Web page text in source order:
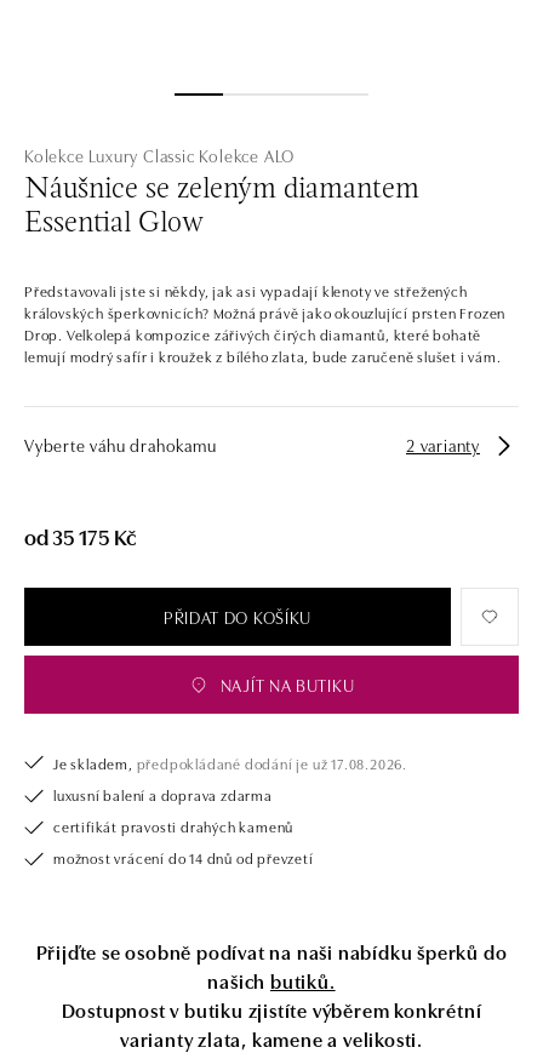
Kolekce Luxury Classic Kolekce ALO
Náušnice se zeleným diamantem
Essential Glow
Představovali jste si někdy, jak asi vypadají klenoty ve střežených
královských šperkovnicích? Možná právě jako okouzlující prsten Frozen
Drop. Velkolepá kompozice zářivých čirých diamantů, které bohatě
lemují modrý safír i kroužek z bílého zlata, bude zaručeně slušet i vám.
Vyberte váhu drahokamu 2 varianty
od 35 175 Kč
PŘIDAT DO KOŠÍKU
NAJÍT NA BUTIKU
Je skladem, předpokládané dodání je už 17.08.2026.
luxusní balení a doprava zdarma
certifikát pravosti drahých kamenů
možnost vrácení do 14 dnů od převzetí
Přijďte se osobně podívat na naši nabídku šperků do
našich butiků.
Dostupnost v butiku zjistíte výběrem konkrétní
varianty zlata, kamene a velikosti.